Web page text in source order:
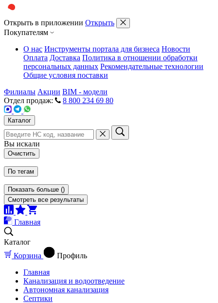
Открыть в приложении Открыть
Покупателям
О нас Инструменты портала для бизнеса Новости
Оплата Доставка Политика в отношении обработки
персональных данных Рекомендательные технологии
Общие условия поставки
Филиалы Акции BIM - модели
Отдел продаж:
8 800 234 69 80
Каталог
Вы искали
Очистить
По тегам
Показать больше ()
Смотреть все результаты
Главная
Каталог
Корзина
Профиль
Главная
Канализация и водоотведение
Автономная канализация
Септики